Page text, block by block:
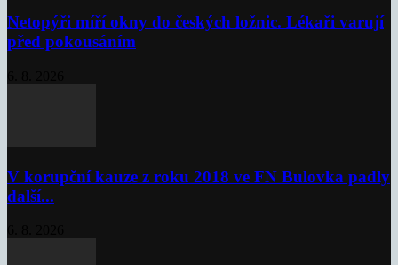
Netopýři míří okny do českých ložnic. Lékaři varují
před pokousáním
V korupční kauze z roku 2018 ve FN Bulovka padly
další...